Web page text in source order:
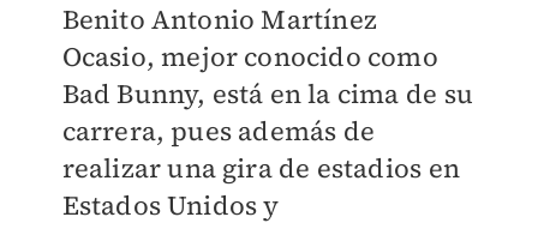
Benito Antonio Martínez
Ocasio, mejor conocido como
Bad Bunny, está en la cima de su
carrera, pues además de
realizar una gira de estadios en
Estados Unidos y